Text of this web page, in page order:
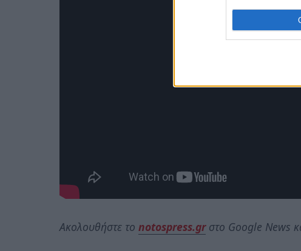
Ακολουθήστε το notospress.grστο Google News